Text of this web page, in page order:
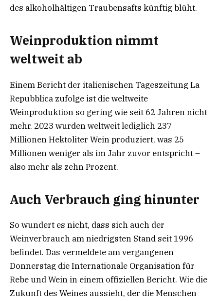
des alkoholhältigen Traubensafts künftig blüht.
Weinproduktion nimmt
weltweit ab
Einem Bericht der italienischen Tageszeitung La
Repubblica zufolge ist die weltweite
Weinproduktion so gering wie seit 62 Jahren nicht
mehr. 2023 wurden weltweit lediglich 237
Millionen Hektoliter Wein produziert, was 25
Millionen weniger als im Jahr zuvor entspricht –
also mehr als zehn Prozent.
Auch Verbrauch ging hinunter
So wundert es nicht, dass sich auch der
Weinverbrauch am niedrigsten Stand seit 1996
befindet. Das vermeldete am vergangenen
Donnerstag die Internationale Organisation für
Rebe und Wein in einem offiziellen Bericht. Wie die
Zukunft des Weines aussieht, der die Menschen